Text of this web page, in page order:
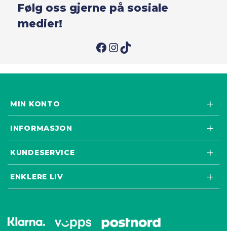
Følg oss gjerne på sosiale
medier!
Facebook
Facebook
Facebook
MIN KONTO
INFORMASJON
KUNDESERVICE
ENKLERE LIV